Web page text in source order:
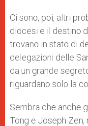
Ci sono, poi, altri
diocesi e il destino
trovano in stato di
delegazioni delle
da un grande
riguardano solo la
Sembra che anche
Tong e Joseph